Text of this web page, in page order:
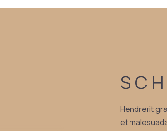
Hendrerit
et